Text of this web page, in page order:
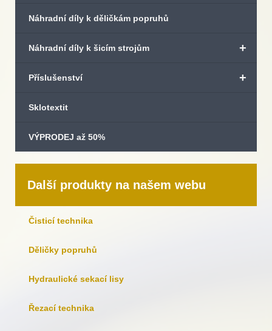
Náhradní díly k děličkám popruhů
+
Náhradní díly k šicím strojům
+
Příslušenství
Sklotextit
VÝPRODEJ až 50%
Další produkty na našem webu
Čisticí technika
Děličky popruhů
Hydraulické sekací lisy
Řezací technika